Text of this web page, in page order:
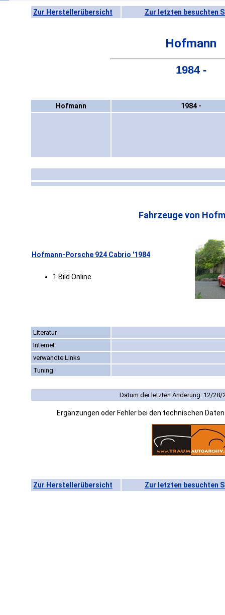
Zur Herstellerübersicht Zur letzten besuchten
Hofmann
1984 -
Hofmann 1984 -
Fahrzeuge von
Hofmann-Porsche 924 Cabrio '1984
1 Bild Online
Literatur
Internet
verwandte Links
Tuning
Datum der letzten Änderung: 12/28/
Ergänzungen oder Fehler bei den technischen
Zur Herstellerübersicht Zur letzten besuchten